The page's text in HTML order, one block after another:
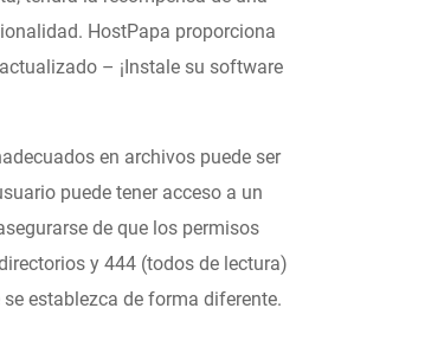
HostPapa proporciona
– ¡Instale su software
en archivos puede ser
puede tener acceso a un
de que los permisos
y 444 (todos de lectura)
establezca de forma diferente.